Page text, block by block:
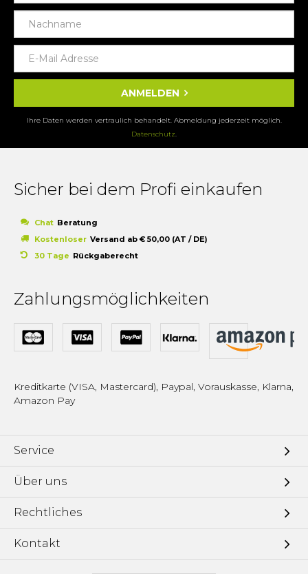
ANMELDEN
Ihre Daten werden vertraulich behandelt. Abmeldung jederzeit möglich.
Datenschutz.
Sicher bei dem Profi einkaufen
Chat Beratung
Kostenloser Versand ab € 50,00 (AT / DE)
30 Tage Rückgaberecht
Zahlungsmöglichkeiten
Kreditkarte (VISA, Mastercard), Paypal, Vorauskasse, Klarna,
Amazon Pay
Service
Über uns
Rechtliches
Kontakt